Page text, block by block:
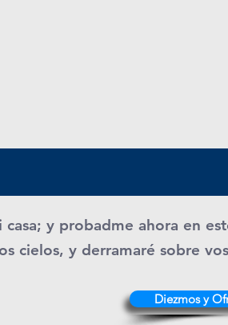
y probadme ahora en
cielos, y derramaré sobre
Diezmos y